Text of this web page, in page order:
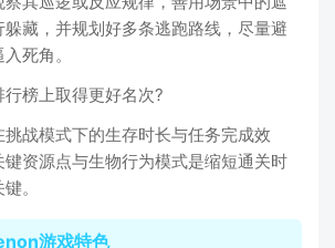
藏，并规划好多条逃跑路线，尽量避
死角。
榜上取得更好名次?
战模式下的生存时长与任务完成效
资源点与生物行为模式是缩短通关时
。
游戏特色